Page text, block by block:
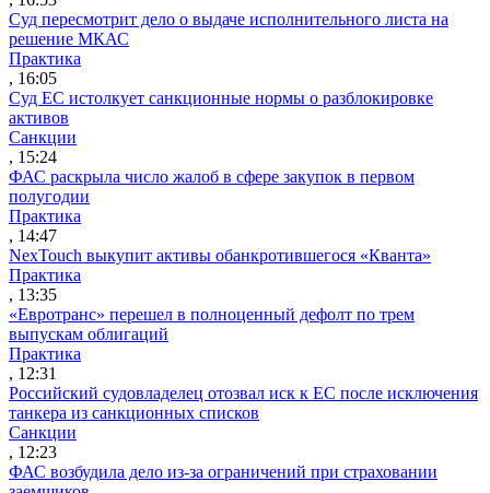
Суд пересмотрит дело о выдаче исполнительного листа на
решение МКАС
Практика
, 16:05
Суд ЕС истолкует санкционные нормы о разблокировке
активов
Санкции
, 15:24
ФАС раскрыла число жалоб в сфере закупок в первом
полугодии
Практика
, 14:47
NexTouch выкупит активы обанкротившегося «Кванта»
Практика
, 13:35
«Евротранс» перешел в полноценный дефолт по трем
выпускам облигаций
Практика
, 12:31
Российский судовладелец отозвал иск к ЕС после исключения
танкера из санкционных списков
Санкции
, 12:23
ФАС возбудила дело из-за ограничений при страховании